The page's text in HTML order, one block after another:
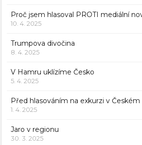
Proč jsem hlasoval PROTI mediální
10. 4. 2025
Trumpova divočina
8. 4. 2025
V Hamru uklízíme Česko
5. 4. 2025
Před hlasováním na exkurzi v Českém
1. 4. 2025
Jaro v regionu
30. 3. 2025